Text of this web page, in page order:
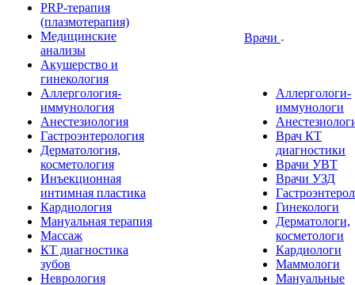
PRP-терапия
(плазмотерапия)
Медицинские
анализы
Акушерство и
гинекология
Аллергология-
иммунология
Анестезиология
Гастроэнтерология
Дерматология,
косметология
Инъекционная
интимная пластика
Кардиология
Мануальная терапия
Массаж
КТ диагностика
зубов
Неврология
Врачи
Аллергологи-
иммунологи
Врач КТ
диагностики
Врачи УВТ
Врачи УЗД
Гинекологи
Дерматологи,
косметологи
Кардиологи
Маммологи
Мануальные